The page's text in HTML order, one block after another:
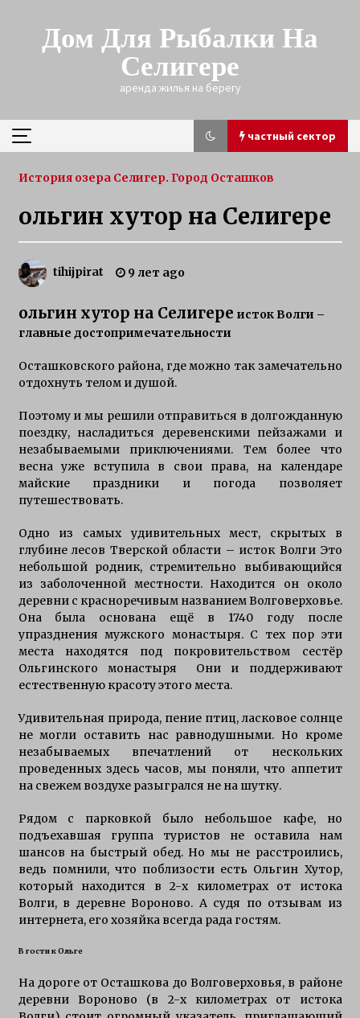
Дом Для Рыбалки На
Селигере
аренда жилья на берегу
частный сектор
частный сектор
зимняя рыбалка на щуку на Селигере
3 года ago
3 года ago
Ловля окуня и щуки на Селигере
4 года ago
Особенности рыбалки на Селигере
6 лет ago
6 лет ago
6 лет ago
Особенности характера щуки
7 лет ago
Приманки для щуки зимой
7 лет ago
ловли щуки спинингом на селигере
11 лет ago
рыбалка осенью на щуку Селигере
12 лет ago
15 лет ago
История озера Селигер. Город Осташков
ольгин хутор на Селигере
tihijpirat 9 лет ago
ольгин хутор на Селигере исток Волги –
главные достопримечательности
Осташковского района, где можно так замечательно
отдохнуть телом и душой.
Поэтому и мы решили отправиться в долгожданную
поездку, насладиться деревенскими пейзажами и
незабываемыми приключениями. Тем более что
весна уже вступила в свои права, на календаре
майские праздники и погода позволяет
путешествовать.
Одно из самых удивительных мест, скрытых в
глубине лесов Тверской области – исток Волги Это
небольшой родник, стремительно выбивающийся
из заболоченной местности. Находится он около
деревни с красноречивым названием Волговерховье.
Она была основана ещё в 1740 году после
упразднения мужского монастыря. С тех пор эти
места находятся под покровительством сестёр
Ольгинского монастыря Они и поддерживают
естественную красоту этого места.
Удивительная природа, пение птиц, ласковое солнце
не могли оставить нас равнодушными. Но кроме
незабываемых впечатлений от нескольких
проведенных здесь часов, мы поняли, что аппетит
на свежем воздухе разыгрался не на шутку.
Рядом с парковкой было небольшое кафе, но
подъехавшая группа туристов не оставила нам
шансов на быстрый обед. Но мы не расстроились,
ведь помнили, что поблизости есть Ольгин Хутор,
который находится в 2-х километрах от истока
Волги, в деревне Вороново. А судя по отзывам из
интернета, его хозяйка всегда рада гостям.
В гости к Ольге
На дороге от Осташкова до Волговерховья, в районе
деревни Вороново (в 2-х километрах от истока